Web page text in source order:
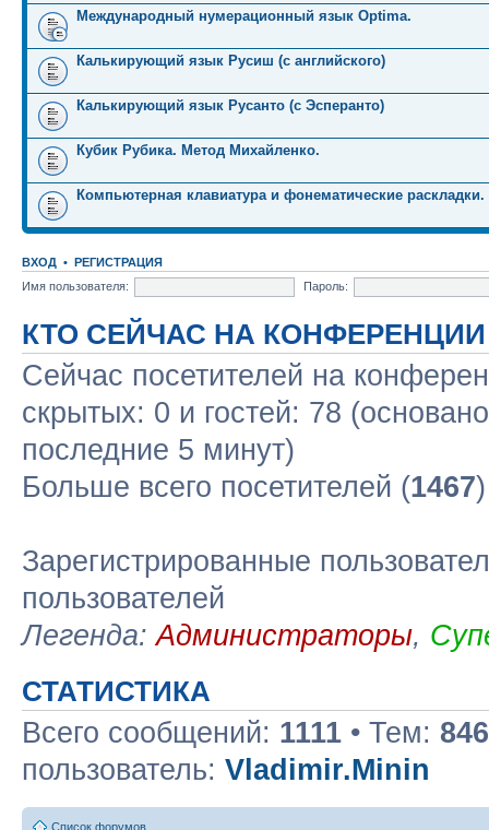
Международный нумерационный язык Optima.
Калькирующий язык Русиш (с английского)
Калькирующий язык Русанто (с Эсперанто)
Кубик Рубика. Метод Михайленко.
Компьютерная клавиатура и фонематические раскладки.
ВХОД • РЕГИСТРАЦИЯ
Имя пользователя:
Пароль:
КТО СЕЙЧАС НА КОНФЕРЕНЦИИ
Сейчас посетителей на
скрытых: 0 и гостей: 78
последние 5 минут)
Больше всего посетителей (1467
Зарегистрированные
пользователей
Легенда:Администраторы,
СТАТИСТИКА
Всего сообщений: 1111 • Тем: 846
пользователь: Vladimir.Minin
Список форумов